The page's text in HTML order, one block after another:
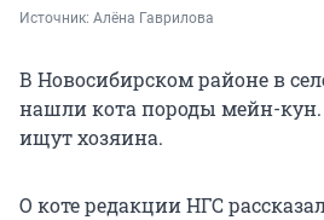
Источник: Алёна Гаврилова
В Новосибирском районе в
нашли кота породы мейн-
ищут хозяина.
О коте редакции НГС